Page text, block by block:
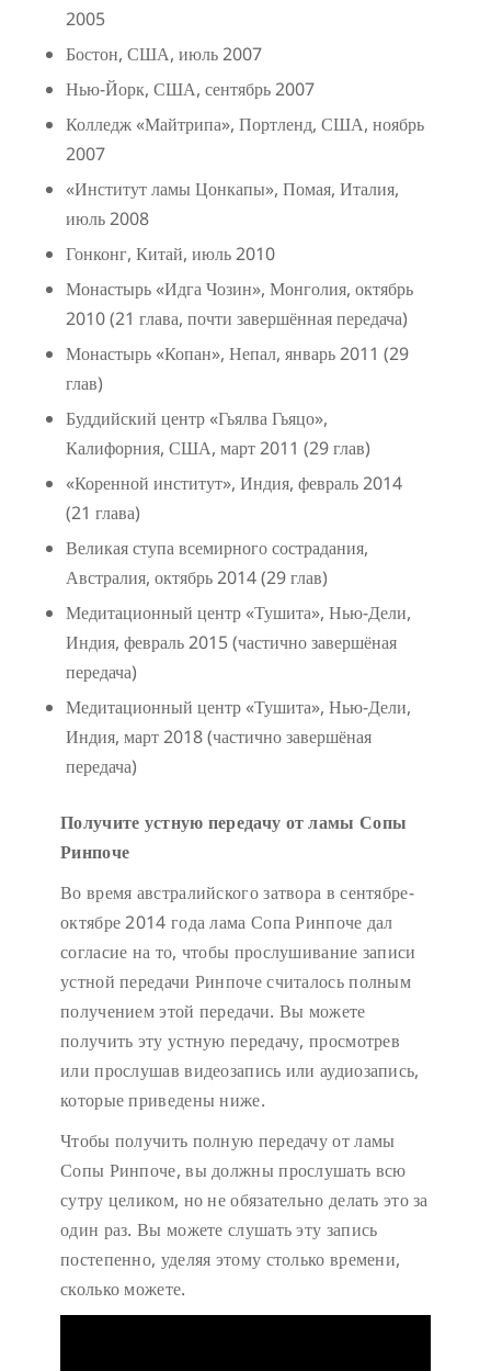
2005
Бостон, США, июль 2007
Нью-Йорк, США, сентябрь 2007
Колледж «Майтрипа», Портленд, США, ноябрь
2007
«Институт ламы Цонкапы», Помая, Италия,
июль 2008
Гонконг, Китай, июль 2010
Монастырь «Идга Чозин», Монголия, октябрь
2010 (21 глава, почти завершённая передача)
Монастырь «Копан», Непал, январь 2011 (29
глав)
Буддийский центр «Гьялва Гьяцо»,
Калифорния, США, март 2011 (29 глав)
«Коренной институт», Индия, февраль 2014
(21 глава)
Великая ступа всемирного сострадания,
Австралия, октябрь 2014 (29 глав)
Медитационный центр «Тушита», Нью-Дели,
Индия, февраль 2015 (частично завершёная
передача)
Медитационный центр «Тушита», Нью-Дели,
Индия, март 2018 (частично завершёная
передача)
Получите устную передачу от ламы Сопы
Ринпоче
Во время австралийского затвора в сентябре-
октябре 2014 года лама Сопа Ринпоче дал
согласие на то, чтобы прослушивание записи
устной передачи Ринпоче считалось полным
получением этой передачи. Вы можете
получить эту устную передачу, просмотрев
или прослушав видеозапись или аудиозапись,
которые приведены ниже.
Чтобы получить полную передачу от ламы
Сопы Ринпоче, вы должны прослушать всю
сутру целиком, но не обязательно делать это за
один раз. Вы можете слушать эту запись
постепенно, уделяя этому столько времени,
сколько можете.